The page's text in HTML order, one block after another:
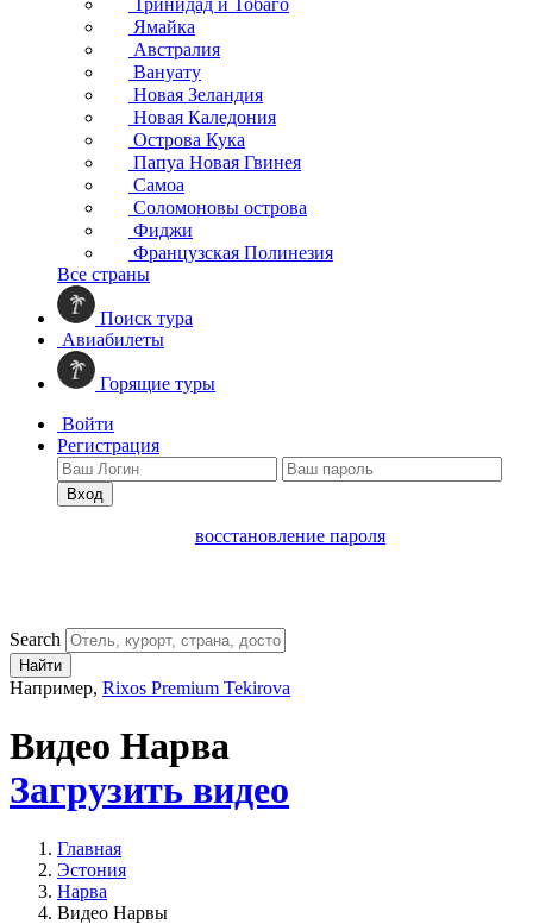
Тринидад и Тобаго
Ямайка
Австралия
Вануату
Новая Зеландия
Новая Каледония
Острова Кука
Папуа Новая Гвинея
Самоа
Соломоновы острова
Фиджи
Французская Полинезия
Все страны
Поиск тура
Авиабилеты
Горящие туры
Войти
Регистрация
Вход
восстановление пароля
Search
Найти
Например, Rixos Premium Tekirova
Видео Нарва
Загрузить видео
Главная
Эстония
Нарва
Видео Нарвы